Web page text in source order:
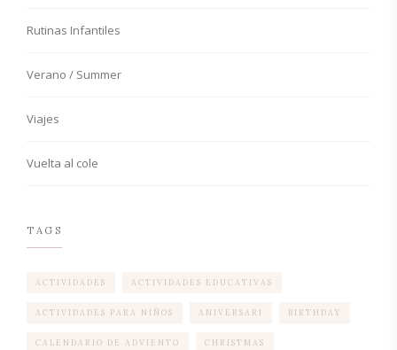
Rutinas Infantiles
Verano / Summer
Viajes
Vuelta al cole
TAGS
ACTIVIDADES ACTIVIDADES EDUCATIVAS
ACTIVIDADES PARA NIÑOS ANIVERSARI BIRTHDAY
CALENDARIO DE ADVIENTO CHRISTMAS